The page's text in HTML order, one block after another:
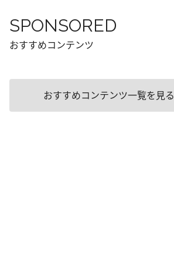
SPONSORED
おすすめコンテンツ
おすすめコンテンツ一覧を見る